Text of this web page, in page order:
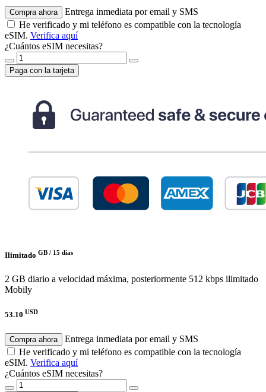
Compra ahora
Entrega inmediata por email y SMS
He verificado y mi teléfono es compatible con la tecnología
eSIM. Verifica aquí
¿Cuántos eSIM necesitas?
Paga con la tarjeta
Ilimitado GB / 15 días
2 GB diario a velocidad máxima, posteriormente 512 kbps ilimitado
Mobily
53.10 USD
Compra ahora
Entrega inmediata por email y SMS
He verificado y mi teléfono es compatible con la tecnología
eSIM. Verifica aquí
¿Cuántos eSIM necesitas?